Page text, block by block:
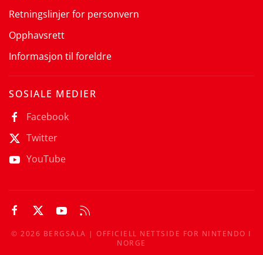
Retningslinjer for personvern
Opphavsrett
Informasjon til foreldre
SOSIALE MEDIER
Facebook
Twitter
YouTube
©2026 BERGSALA | OFFICIELL NETTSIDE FOR NINTENDO I
NORGE